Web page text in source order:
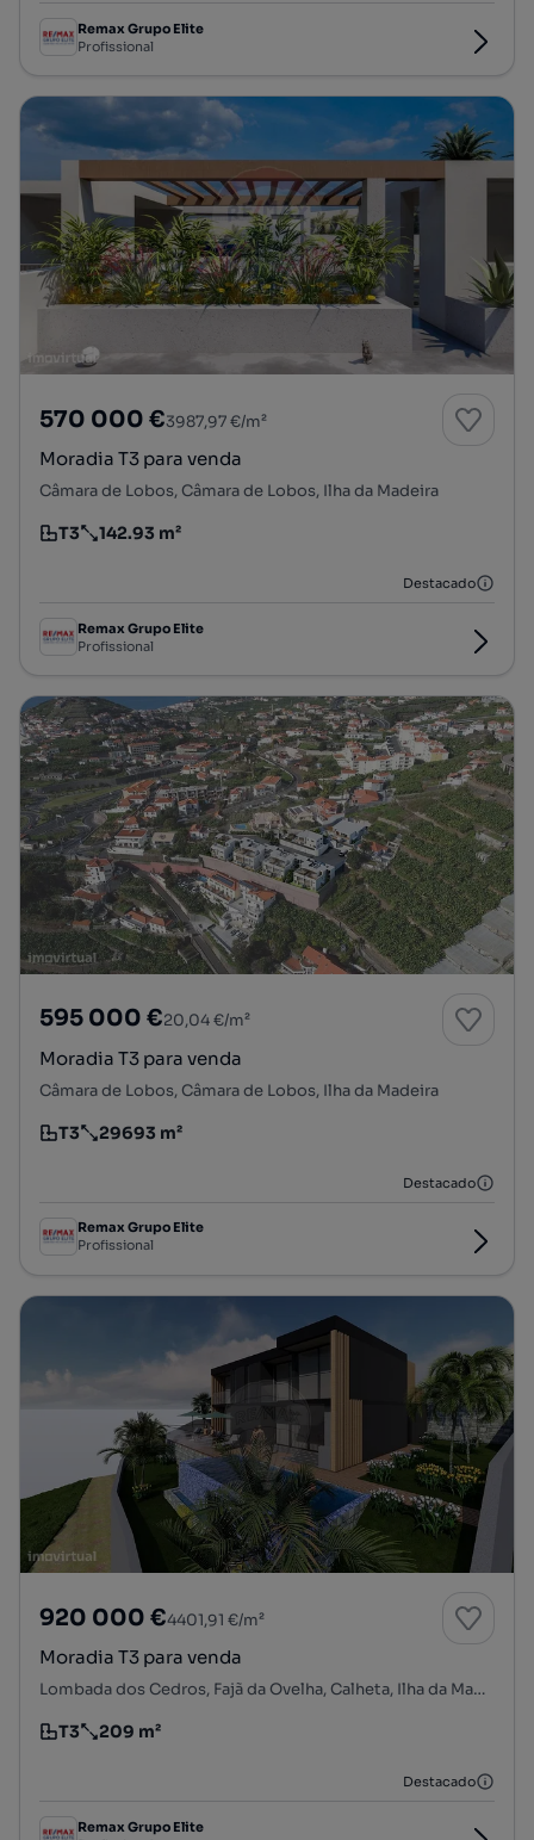
Remax Grupo Elite
Profissional
570 000 €3987,97 €/m²
Moradia T3 para venda
Câmara de Lobos, Câmara de Lobos, Ilha da Madeira
Tipologia
T3
Preço por metro quadrado
142.93 m²
Destacado
Remax Grupo Elite
Profissional
595 000 €20,04 €/m²
Moradia T3 para venda
Câmara de Lobos, Câmara de Lobos, Ilha da Madeira
Tipologia
T3
Preço por metro quadrado
29693 m²
Destacado
Remax Grupo Elite
Profissional
920 000 €4401,91 €/m²
Moradia T3 para venda
Lombada dos Cedros, Fajã da Ovelha, Calheta, Ilha da Madeira
Tipologia
T3
Preço por metro quadrado
209 m²
Destacado
Remax Grupo Elite